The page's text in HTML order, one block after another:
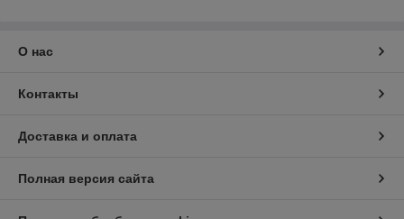
О нас
Контакты
Доставка и оплата
Полная версия сайта